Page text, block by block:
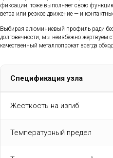
фиксации, тоже выполняет свою
ветра или резкое движение — и
Выбирая алюминиевый профиль ради
долговечности, мы неизбежно жертвуем
качественный металлопрокат всегда
Спецификация узла
Жесткость на изгиб
Температурный предел